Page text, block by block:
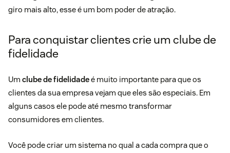
giro mais alto, esse é um bom poder de atração.
Para conquistar clientes crie um clube de
fidelidade
Um clube de fidelidadeé muito importante para que os
clientes da sua empresa vejam que eles são especiais. Em
alguns casos ele pode até mesmo transformar
consumidores em clientes.
Você pode criar um sistema no qual a cada compra que o